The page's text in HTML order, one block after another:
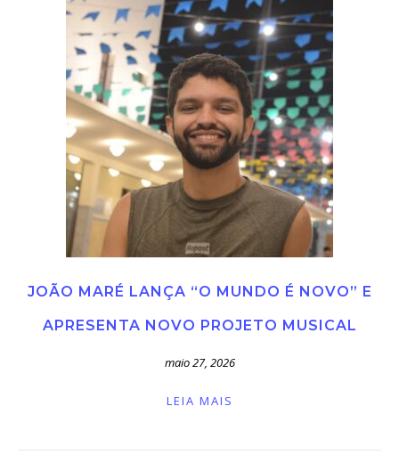
JOÃO MARÉ LANÇA “O MUNDO É NOVO” E
APRESENTA NOVO PROJETO MUSICAL
maio 27, 2026
LEIA MAIS